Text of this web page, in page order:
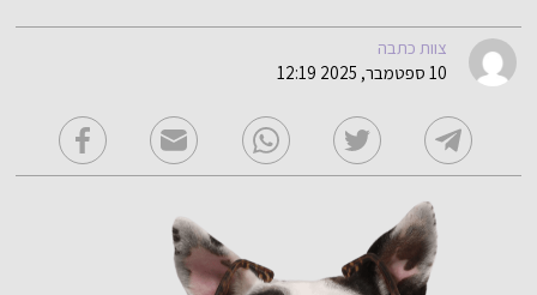
צוות כתבה
10 ספטמבר, 2025 12:19